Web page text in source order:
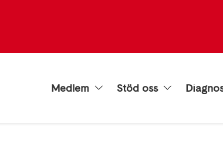
Medlem Stöd oss